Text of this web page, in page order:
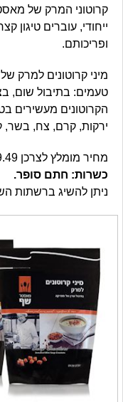
קרוטוני המרק של
ייחודי, עוברים
ופריכותם.
מיני קרוטונים למרק
טעמים: בתיבול שום,
הקרוטונים מעשירים
ירקות, קרם, צח, בשר,
מחיר מומלץ לצרכן 19.49 ₪ ל- 350 גרם.
כשרות: חתם סופר.
ניתן להשיג ברשתות